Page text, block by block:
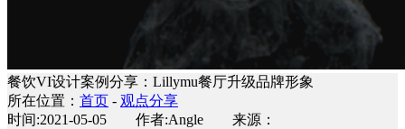
餐饮VI设计案例分享：Lillymu餐厅升级品牌形象
所在位置： 首页 - 观点分享
时间:2021-05-05 作者:Angle 来源：